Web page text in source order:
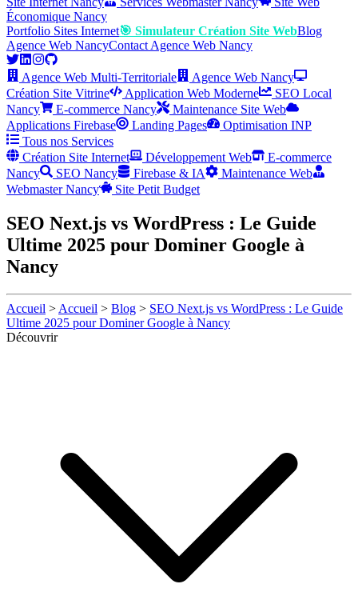
Économique Nancy
Portfolio Sites Internet🎯 Simulateur Création Site WebBlog
Agence Web NancyContact Agence Web Nancy
Agence Web Multi-Territoriale
Agence Web Nancy
Création Site Vitrine
Application Web Moderne
SEO Local
Nancy
E-commerce Nancy
Maintenance Site Web
Applications Firebase
Landing Pages
Optimisation INP
Tous nos Services
Création Site Internet
Développement Web
E-commerce
Nancy
SEO Nancy Firebase & IA
Maintenance Web
Webmaster Nancy
Site Petit Budget
SEO Next.js vs WordPress : Le Guide
Ultime 2025 pour Dominer Google à
Nancy
Accueil > Accueil > Blog > SEO Next.js vs WordPress : Le Guide
Ultime 2025 pour Dominer Google à Nancy
Découvrir